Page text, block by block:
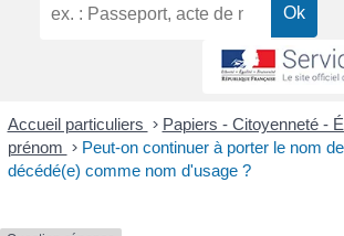
Accueil particuliers > Papiers - Citoyenneté -
prénom > Peut-on continuer à porter le nom
décédé(e) comme nom d'usage ?